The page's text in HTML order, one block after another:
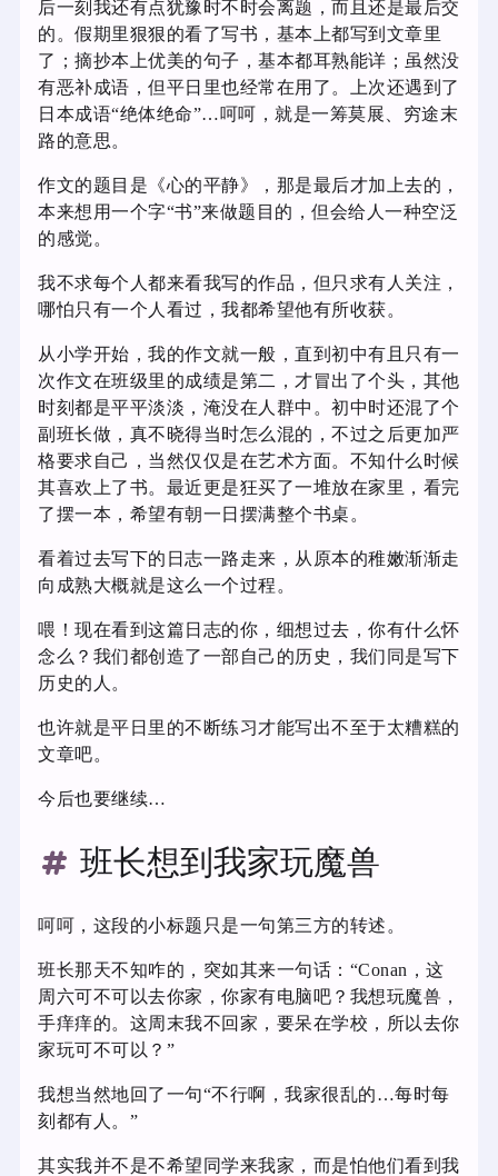
后一刻我还有点犹豫时不时会离题，而且还是最后交
的。假期里狠狠的看了写书，基本上都写到文章里
了；摘抄本上优美的句子，基本都耳熟能详；虽然没
有恶补成语，但平日里也经常在用了。上次还遇到了
日本成语“绝体绝命”…呵呵，就是一筹莫展、穷途末
路的意思。
作文的题目是《心的平静》，那是最后才加上去的，
本来想用一个字“书”来做题目的，但会给人一种空泛
的感觉。
我不求每个人都来看我写的作品，但只求有人关注，
哪怕只有一个人看过，我都希望他有所收获。
从小学开始，我的作文就一般，直到初中有且只有一
次作文在班级里的成绩是第二，才冒出了个头，其他
时刻都是平平淡淡，淹没在人群中。初中时还混了个
副班长做，真不晓得当时怎么混的，不过之后更加严
格要求自己，当然仅仅是在艺术方面。不知什么时候
其喜欢上了书。最近更是狂买了一堆放在家里，看完
了摆一本，希望有朝一日摆满整个书桌。
看着过去写下的日志一路走来，从原本的稚嫩渐渐走
向成熟大概就是这么一个过程。
喂！现在看到这篇日志的你，细想过去，你有什么怀
念么？我们都创造了一部自己的历史，我们同是写下
历史的人。
也许就是平日里的不断练习才能写出不至于太糟糕的
文章吧。
今后也要继续…
班长想到我家玩魔兽
呵呵，这段的小标题只是一句第三方的转述。
班长那天不知咋的，突如其来一句话：“Conan，这
周六可不可以去你家，你家有电脑吧？我想玩魔兽，
手痒痒的。这周末我不回家，要呆在学校，所以去你
家玩可不可以？”
我想当然地回了一句“不行啊，我家很乱的…每时每
刻都有人。”
其实我并不是不希望同学来我家，而是怕他们看到我